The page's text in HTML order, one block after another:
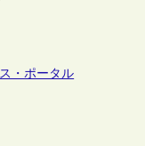
・ポータル